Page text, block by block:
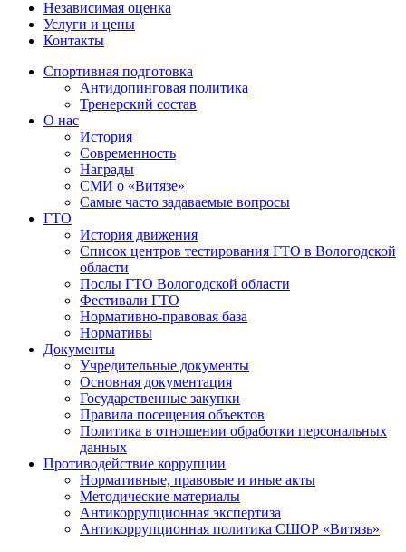
Независимая оценка
Услуги и цены
Контакты
Спортивная подготовка
Антидопинговая политика
Тренерский состав
О нас
История
Современность
Награды
СМИ о «Витязе»
Самые часто задаваемые вопросы
ГТО
История движения
Список центров тестирования ГТО в Вологодской
области
Послы ГТО Вологодской области
Фестивали ГТО
Нормативно-правовая база
Нормативы
Документы
Учредительные документы
Основная документация
Государственные закупки
Правила посещения объектов
Политика в отношении обработки персональных
данных
Противодействие коррупции
Нормативные, правовые и иные акты
Методические материалы
Антикоррупционная экспертиза
Антикоррупционная политика СШОР «Витязь»